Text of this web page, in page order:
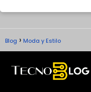
Blog Moda y Estilo